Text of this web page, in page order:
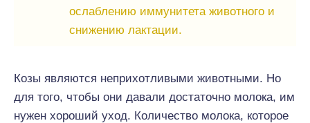
ослаблению иммунитета животного и
снижению лактации.
Козы являются неприхотливыми животными. Но
для того, чтобы они давали достаточно молока, им
нужен хороший уход. Количество молока, которое